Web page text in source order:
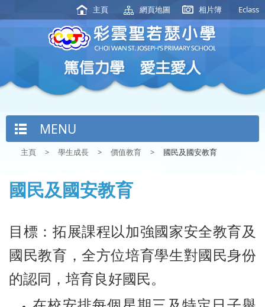
主頁 網頁地圖 相片簿 Eclass
MENU
主頁 > 學生成長 > 價值教育 > 國民及國安教育
國民及國安教育
目標：拓展課程以加強國家安全教育及
國民教育，全方位培育學生對國民身份
的認同，培育良好國民。